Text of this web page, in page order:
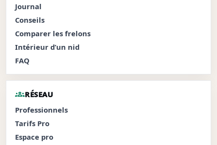
Journal
Conseils
Comparer les frelons
Intérieur d’un nid
FAQ
groupsRÉSEAU
Professionnels
Tarifs Pro
Espace pro